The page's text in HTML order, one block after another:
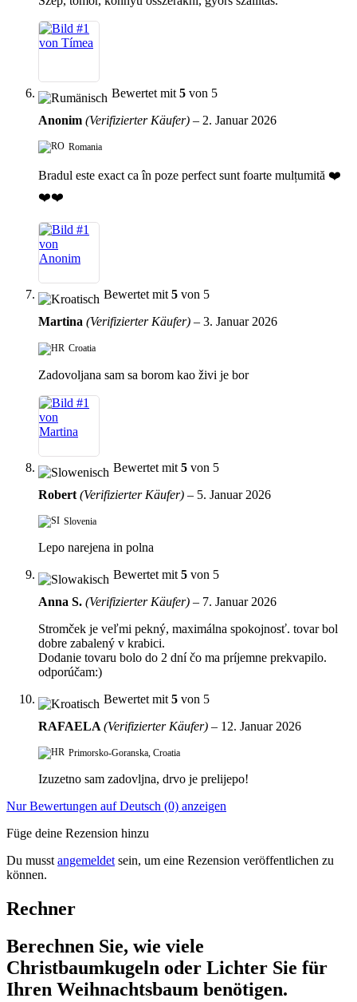
Bewertet mit 5 von 5
Anonim (Verifizierter Käufer) – 2. Januar 2026
Romania
Bradul este exact ca în poze perfect sunt foarte mulțumită ❤️
❤️❤️
Bewertet mit 5 von 5
Martina (Verifizierter Käufer) – 3. Januar 2026
Croatia
Zadovoljana sam sa borom kao živi je bor
Bewertet mit 5 von 5
Robert (Verifizierter Käufer) – 5. Januar 2026
Slovenia
Lepo narejena in polna
Bewertet mit 5 von 5
Anna S. (Verifizierter Käufer) – 7. Januar 2026
Stromček je veľmi pekný, maximálna spokojnosť. tovar bol
dobre zabalený v krabici.
Dodanie tovaru bolo do 2 dní čo ma príjemne prekvapilo.
odporúčam:)
Bewertet mit 5 von 5
RAFAELA (Verifizierter Käufer) – 12. Januar 2026
Primorsko-Goranska, Croatia
Izuzetno sam zadovljna, drvo je prelijepo!
Nur Bewertungen auf Deutsch (0) anzeigen
Füge deine Rezension hinzu
Du musst angemeldet sein, um eine Rezension veröffentlichen zu
können.
Rechner
Berechnen Sie, wie viele
Christbaumkugeln oder Lichter Sie für
Ihren Weihnachtsbaum benötigen.